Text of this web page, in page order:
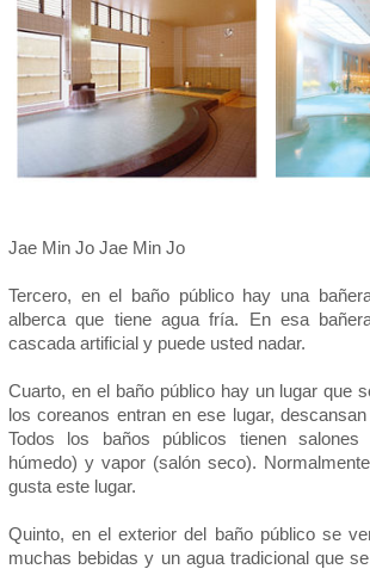
Jae Min Jo Jae Min Jo
Tercero, en el baño público hay una
alberca que tiene agua fría. En esa
cascada artificial y puede usted nadar.
Cuarto, en el baño público hay un lugar que
los coreanos entran en ese lugar,
Todos los baños públicos tienen
húmedo) y vapor (salón seco).
gusta este lugar.
Quinto, en el exterior del baño público se
muchas bebidas y un agua tradicional que